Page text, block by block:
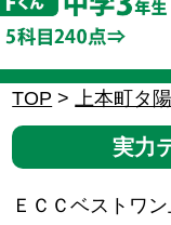
TOP >上本町タ
実力
ＥＣＣベストワ